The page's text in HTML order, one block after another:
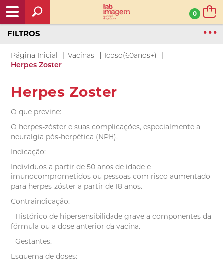
0
Página Inicial | Vacinas | Idoso(60anos+) |
Herpes Zoster
FILTROS
Herpes Zoster
O que previne:
O herpes-zóster e suas complicações, especialmente a
neuralgia pós-herpética (NPH).
Indicação:
Indivíduos a partir de 50 anos de idade e
imunocomprometidos ou pessoas com risco aumentado
para herpes-zóster a partir de 18 anos.
Contraindicação:
- Histórico de hipersensibilidade grave a componentes da
fórmula ou a dose anterior da vacina.
- Gestantes.
Esquema de doses: